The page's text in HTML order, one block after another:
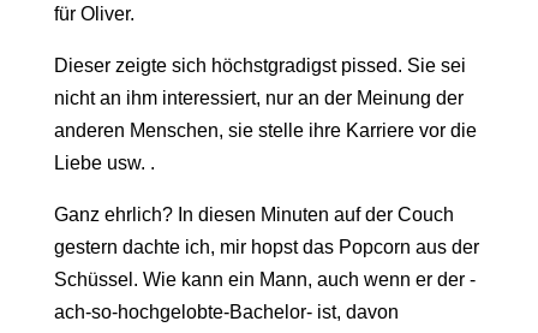
für Oliver.
Dieser zeigte sich höchstgradigst pissed. Sie sei
nicht an ihm interessiert, nur an der Meinung der
anderen Menschen, sie stelle ihre Karriere vor die
Liebe usw. .
Ganz ehrlich? In diesen Minuten auf der Couch
gestern dachte ich, mir hopst das Popcorn aus der
Schüssel. Wie kann ein Mann, auch wenn er der -
ach-so-hochgelobte-Bachelor- ist, davon